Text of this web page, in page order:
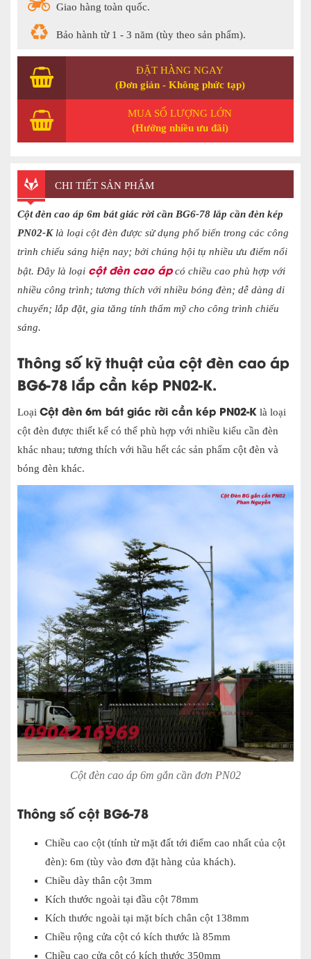
Giao hàng toàn quốc.
Bảo hành từ 1 - 3 năm (tùy theo sản phẩm).
ĐẶT HÀNG NGAY
(Đơn giản - Không phức tạp)
MUA SỐ LƯỢNG LỚN
(Hưởng nhiều ưu đãi)
CHI TIẾT SẢN PHẨM
Cột đèn cao áp 6m bát giác rời cần BG6-78 lắp cần đèn kép
PN02-Klà loại cột đèn được sử dụng phổ biến trong các công
trình chiếu sáng hiện nay; bởi chúng hội tụ nhiều ưu điểm nổi
bật. Đây là loại cột đèn cao áp có chiều cao phù hợp với
nhiều công trình; tương thích với nhiều bóng đèn; dễ dàng di
chuyển; lắp đặt, gia tăng tính thẩm mỹ cho công trình chiếu
sáng.
Thông số kỹ thuật của cột đèn cao áp
BG6-78 lắp cần kép PN02-K.
Loại Cột đèn 6m bát giác rời cần kép PN02-K là loại
cột đèn được thiết kế có thể phù hợp với nhiều kiểu cần đèn
khác nhau; tương thích với hầu hết các sản phẩm cột đèn và
bóng đèn khác.
Cột đèn cao áp 6m gắn cần đơn PN02
Thông số cột BG6-78
Chiều cao cột (tính từ mặt đất tới điểm cao nhất của cột
đèn): 6m (tùy vào đơn đặt hàng của khách).
Chiều dày thân cột 3mm
Kích thước ngoài tại đầu cột 78mm
Kích thước ngoài tại mặt bích chân cột 138mm
Chiều rộng cửa cột có kích thước là 85mm
Chiều cao cửa cột có kích thước 350mm